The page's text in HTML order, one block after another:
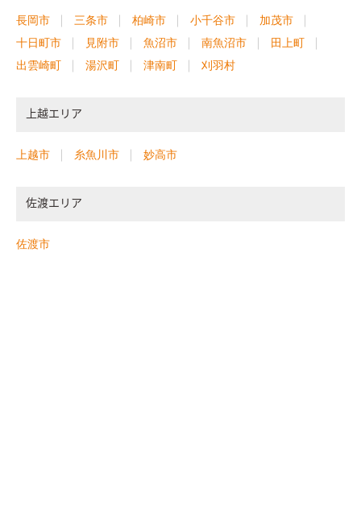
長岡市 三条市 柏崎市 小千谷市
加茂市
十日町市
見附市 魚沼市 南魚沼市
田上町
出雲崎町
湯沢町 津南町 刈羽村
上越エリア
上越市 糸魚川市 妙高市
佐渡エリア
佐渡市